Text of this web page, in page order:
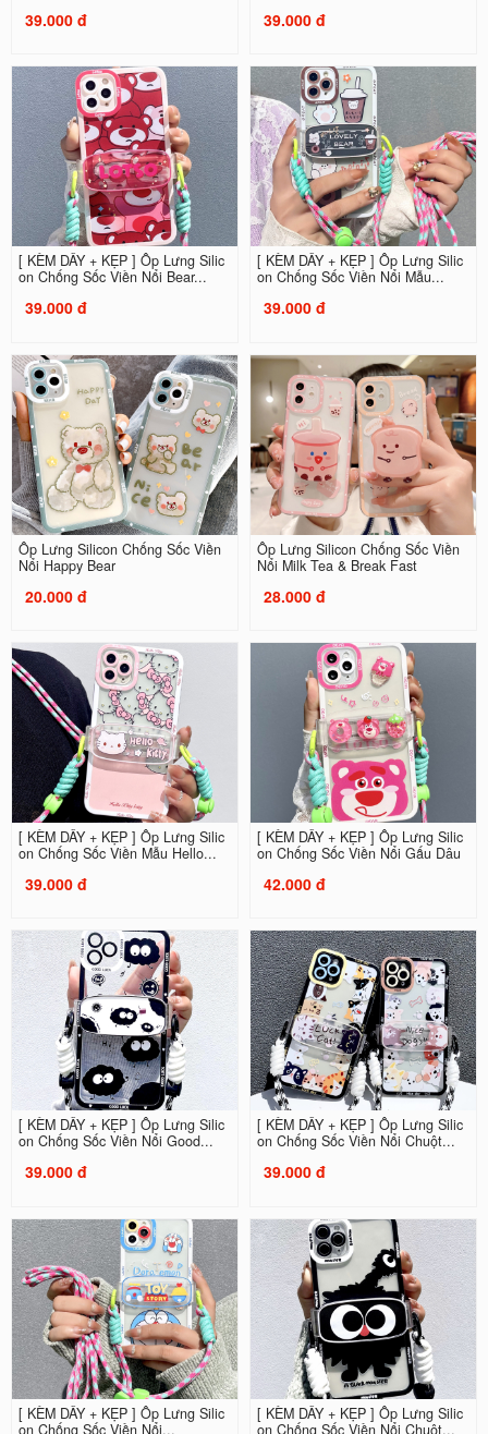
39.000 đ 39.000 đ
[ KÈM DÂY + KẸP ] Ốp Lưng Silic
on Chống Sốc Viền Nổi Bear...
39.000 đ
[ KÈM DÂY + KẸP ] Ốp Lưng Silic
on Chống Sốc Viền Nổi Mẫu...
39.000 đ
Ốp Lưng Silicon Chống Sốc Viền
Nổi Happy Bear
20.000 đ
Ốp Lưng Silicon Chống Sốc Viền
Nổi Milk Tea & Break Fast
28.000 đ
[ KÈM DÂY + KẸP ] Ốp Lưng Silic
on Chống Sốc Viền Mẫu Hello...
39.000 đ
[ KÈM DÂY + KẸP ] Ốp Lưng Silic
on Chống Sốc Viền Nổi Gấu Dâu
42.000 đ
[ KÈM DÂY + KẸP ] Ốp Lưng Silic
on Chống Sốc Viền Nổi Good...
39.000 đ
[ KÈM DÂY + KẸP ] Ốp Lưng Silic
on Chống Sốc Viền Nổi Chuột...
39.000 đ
[ KÈM DÂY + KẸP ] Ốp Lưng Silic
on Chống Sốc Viền Nổi...
[ KÈM DÂY + KẸP ] Ốp Lưng Silic
on Chống Sốc Viền Nổi Chuột...